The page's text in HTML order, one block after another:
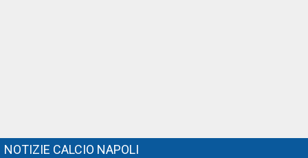
NOTIZIE CALCIO NAPOLI